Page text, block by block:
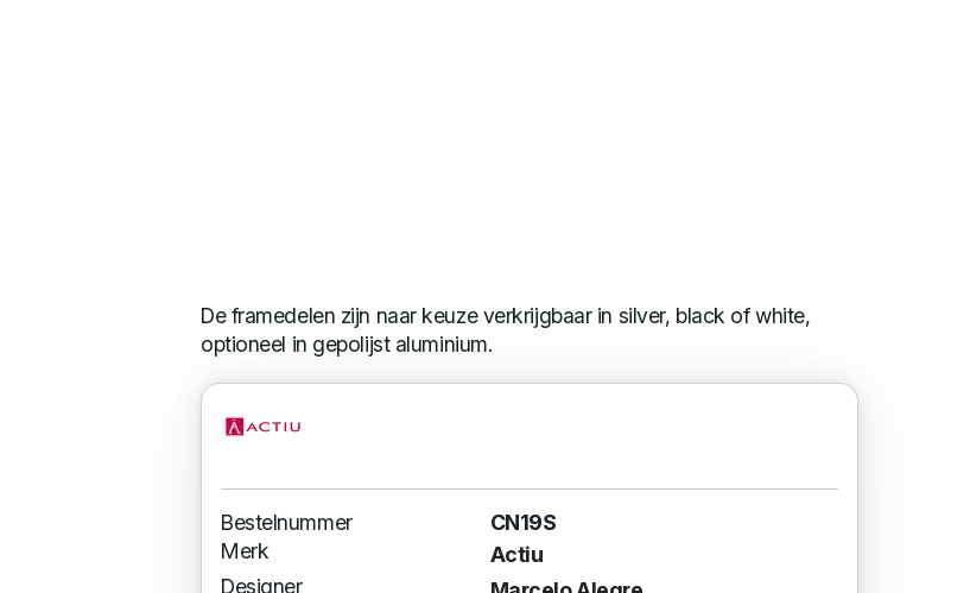
De framedelen zijn naar keuze verkrijgbaar in silver, black of white,
optioneel in gepolijst aluminium.
Bestelnummer
CN19S
Merk
Actiu
Designer